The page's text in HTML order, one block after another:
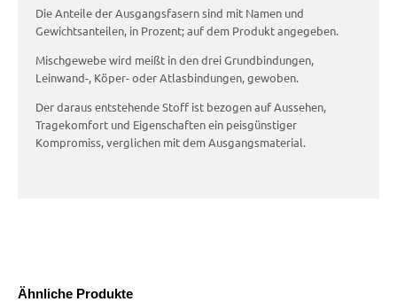
Ähnliche Produkte
Die Anteile der Ausgangsfasern sind mit Namen und
Gewichtsanteilen, in Prozent; auf dem Produkt angegeben.
Mischgewebe wird meißt in den drei Grundbindungen,
Leinwand-, Köper- oder Atlasbindungen, gewoben.
Der daraus entstehende Stoff ist bezogen auf Aussehen,
Tragekomfort und Eigenschaften ein peisgünstiger
Kompromiss, verglichen mit dem Ausgangsmaterial.